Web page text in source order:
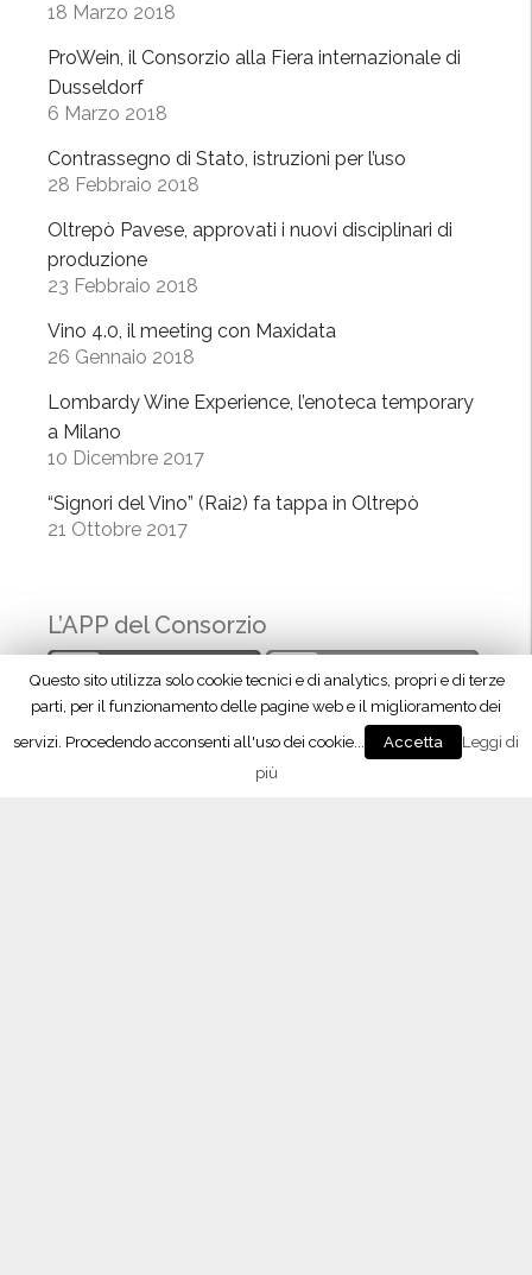
p
s
e
a
:
e
z
i
o
18 Marzo 2018
ProWein, il Consorzio alla Fiera internazionale di
Dusseldorf
6 Marzo 2018
Contrassegno di Stato, istruzioni per l’uso
28 Febbraio 2018
Oltrepò Pavese, approvati i nuovi disciplinari di
produzione
23 Febbraio 2018
Vino 4.0, il meeting con Maxidata
26 Gennaio 2018
Lombardy Wine Experience, l’enoteca temporary
a Milano
10 Dicembre 2017
“Signori del Vino” (Rai2) fa tappa in Oltrepò
21 Ottobre 2017
L’APP del Consorzio
Questo sito utilizza solo cookie tecnici e di analytics, propri e di terze
parti, per il funzionamento delle pagine web e il miglioramento dei
servizi. Procedendo acconsenti all'uso dei cookie...
Accetta
Leggi di
più